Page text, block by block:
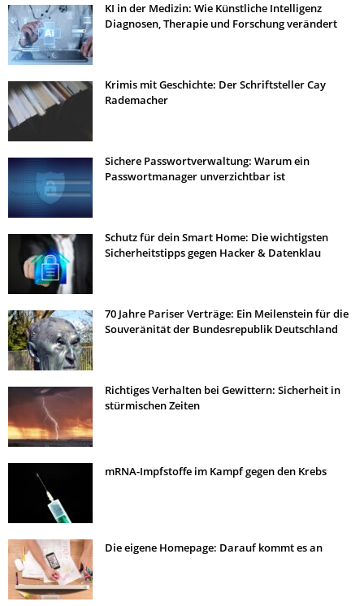
KI in der Medizin: Wie Künstliche Intelligenz
Diagnosen, Therapie und Forschung verändert
Krimis mit Geschichte: Der Schriftsteller Cay
Rademacher
Sichere Passwortverwaltung: Warum ein
Passwortmanager unverzichtbar ist
Schutz für dein Smart Home: Die wichtigsten
Sicherheitstipps gegen Hacker & Datenklau
70 Jahre Pariser Verträge: Ein Meilenstein für die
Souveränität der Bundesrepublik Deutschland
Richtiges Verhalten bei Gewittern: Sicherheit in
stürmischen Zeiten
mRNA-Impfstoffe im Kampf gegen den Krebs
Die eigene Homepage: Darauf kommt es an